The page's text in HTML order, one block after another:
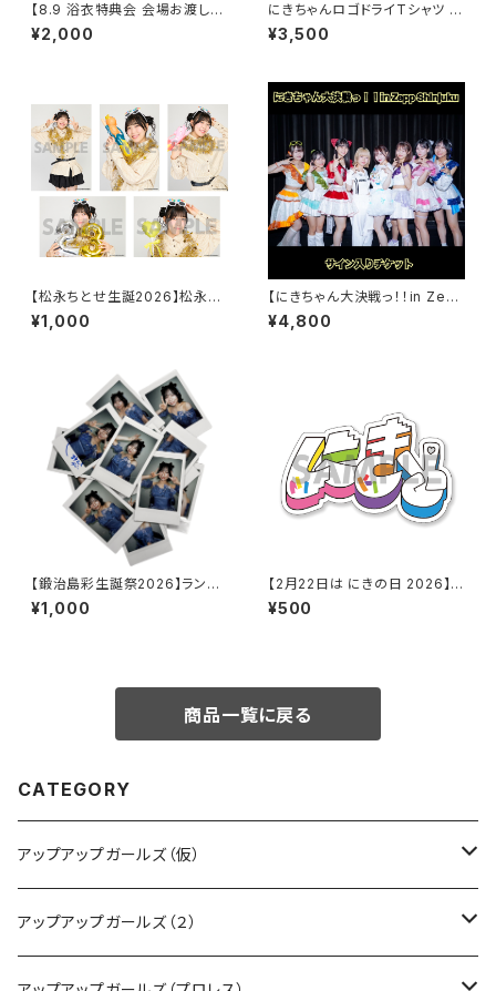
【8.9 浴衣特典会 会場お渡し限
定】高見汐珠 浴衣ポートレート
※発送はいたしません
¥2,000
にきちゃんロゴドライTシャツ う
さぎさんver.
¥3,500
【松永ちとせ生誕2026】松永ち
とせ生誕2026 L判生写真（2枚
入り）
¥1,000
【にきちゃん大決戦っ！！in Zep
p Shinjuku】サイン入りチケット
¥4,800
【鍛治島彩生誕祭2026】ランダ
ムチェキ
¥1,000
【2月22日は にきの日 2026】き
にちゃんロゴ7色ver. クリアス
テッカー
¥500
商品一覧に戻る
CATEGORY
アップアップガールズ（仮）
CD・DVD・Blu-ray
アップアップガールズ（２）